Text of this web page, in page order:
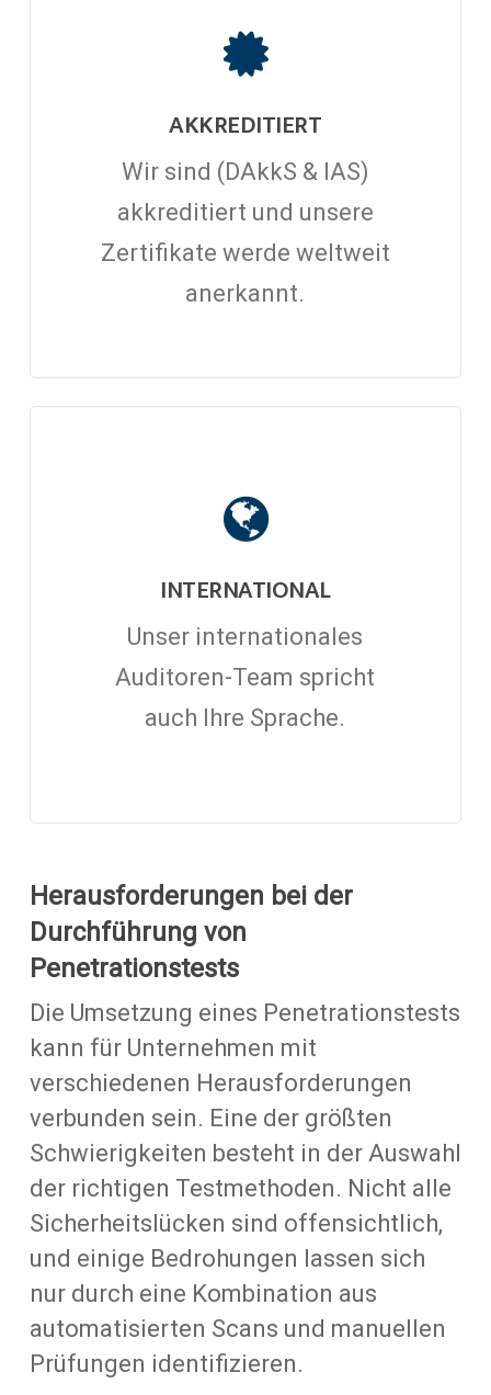
AKKREDITIERT
Wir sind (DAkkS & IAS)
akkreditiert und unsere
Zertifikate werde weltweit
anerkannt.
INTERNATIONAL
Unser internationales
Auditoren-Team spricht
auch Ihre Sprache.
Herausforderungen bei der
Durchführung von
Penetrationstests
Die Umsetzung eines Penetrationstests
kann für Unternehmen mit
verschiedenen Herausforderungen
verbunden sein. Eine der größten
Schwierigkeiten besteht in der Auswahl
der richtigen Testmethoden. Nicht alle
Sicherheitslücken sind offensichtlich,
und einige Bedrohungen lassen sich
nur durch eine Kombination aus
automatisierten Scans und manuellen
Prüfungen identifizieren.